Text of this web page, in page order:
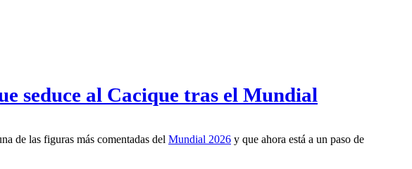
seduce al Cacique tras el Mundial
de las figuras más comentadas del Mundial 2026 y que ahora está a un paso de